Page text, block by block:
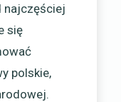
najczęściej
się
polskie,